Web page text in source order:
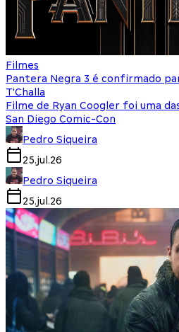
Filmes
Pantera Negra 3 é confirmado
T'Challa
Filme de Ryan Coogler foi uma
San Diego Comic-Con
Pedro Siqueira
25.jul.26
Pedro Siqueira
25.jul.26